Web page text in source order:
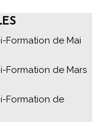
Formation de Mai
Formation de Mars
Formation de